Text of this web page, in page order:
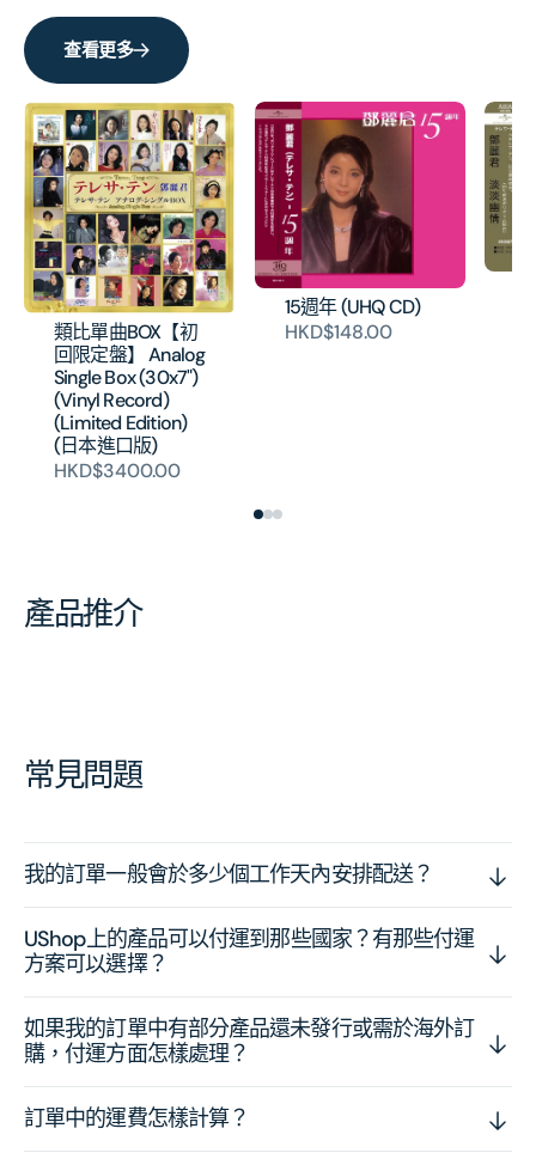
查看更多
類比單曲BOX【初
回限定盤】 Analog
Single Box (30x7")
(Vinyl Record)
(Limited Edition)
(日本進口版)
HKD$3400.00
15週年 (UHQ CD)
HKD$148.00
產品推介
常見問題
我的訂單一般會於多少個工作天內安排配送？
UShop上的產品可以付運到那些國家？有那些付運
方案可以選擇？
如果我的訂單中有部分產品還未發行或需於海外訂
購，付運方面怎樣處理？
訂單中的運費怎樣計算？